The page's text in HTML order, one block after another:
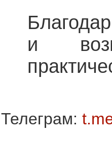
и
Телеграм: